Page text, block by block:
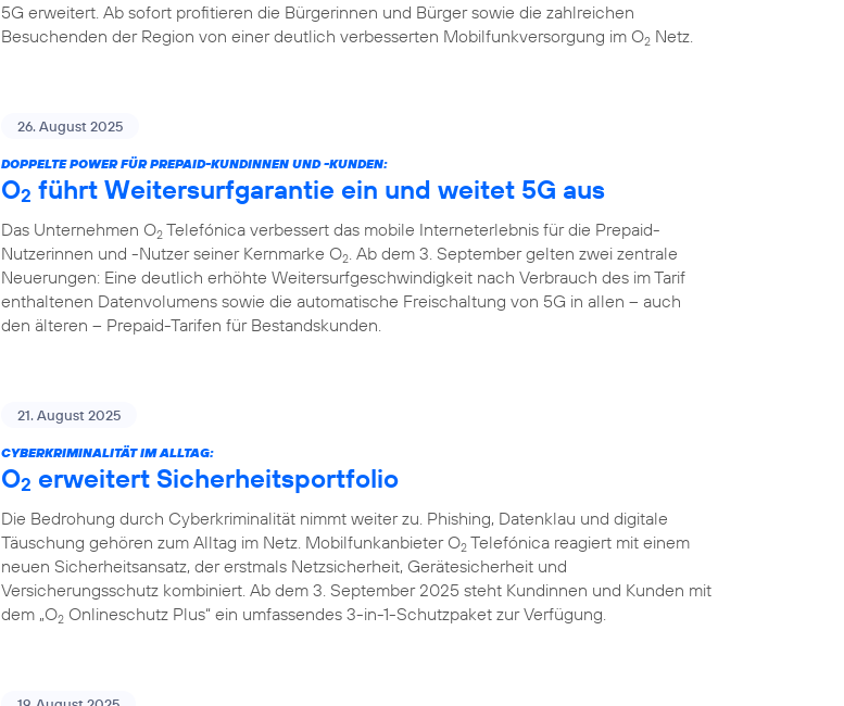
5G erweitert. Ab sofort profitieren die Bürgerinnen und Bürger sowie die zahlreichen
Besuchenden der Region von einer deutlich verbesserten Mobilfunkversorgung im O2 Netz.
26. August 2025
DOPPELTE POWER FÜR PREPAID-KUNDINNEN UND -KUNDEN:
O2 führt Weitersurfgarantie ein und weitet 5G aus
Das Unternehmen O2 Telefónica verbessert das mobile Interneterlebnis für die Prepaid-
Nutzerinnen und -Nutzer seiner Kernmarke O2. Ab dem 3. September gelten zwei zentrale
Neuerungen: Eine deutlich erhöhte Weitersurfgeschwindigkeit nach Verbrauch des im Tarif
enthaltenen Datenvolumens sowie die automatische Freischaltung von 5G in allen – auch
den älteren – Prepaid-Tarifen für Bestandskunden.
21. August 2025
CYBERKRIMINALITÄT IM ALLTAG:
O2 erweitert Sicherheitsportfolio
Die Bedrohung durch Cyberkriminalität nimmt weiter zu. Phishing, Datenklau und digitale
Täuschung gehören zum Alltag im Netz. Mobilfunkanbieter O2 Telefónica reagiert mit einem
neuen Sicherheitsansatz, der erstmals Netzsicherheit, Gerätesicherheit und
Versicherungsschutz kombiniert. Ab dem 3. September 2025 steht Kundinnen und Kunden mit
dem „O2 Onlineschutz Plus“ ein umfassendes 3-in-1-Schutzpaket zur Verfügung.